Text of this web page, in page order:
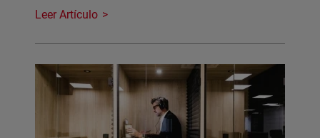
Leer Artículo